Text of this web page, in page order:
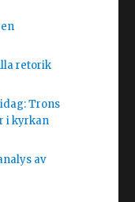
retorik
Trons
i kyrkan
av